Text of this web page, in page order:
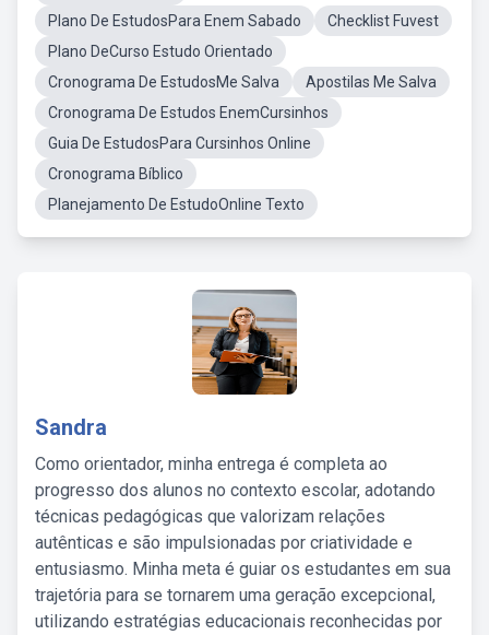
Plano De EstudosPara Enem Sabado
Checklist Fuvest
Plano DeCurso Estudo Orientado
Cronograma De EstudosMe Salva
Apostilas Me Salva
Cronograma De Estudos EnemCursinhos
Guia De EstudosPara Cursinhos Online
Cronograma Bíblico
Planejamento De EstudoOnline Texto
Sandra
Como orientador, minha entrega é completa ao
progresso dos alunos no contexto escolar, adotando
técnicas pedagógicas que valorizam relações
autênticas e são impulsionadas por criatividade e
entusiasmo. Minha meta é guiar os estudantes em sua
trajetória para se tornarem uma geração excepcional,
utilizando estratégias educacionais reconhecidas por